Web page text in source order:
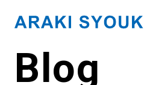
contentBlog